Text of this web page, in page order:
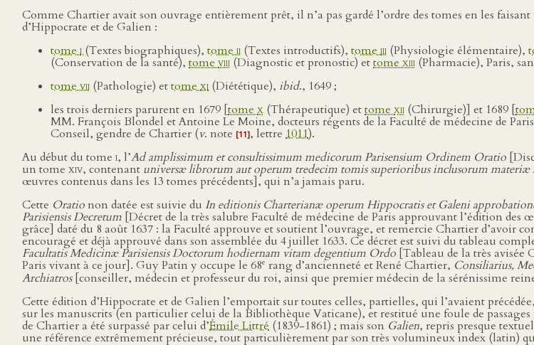
Comme Chartier avait son ouvrage entièrement prêt, il n’a pas gardé l’ordre des tomes en les
d’Hippocrate et de Galien :
tomei(Textes biographiques), tomeii (Textes introductifs), tomeiii (Physiologie élémentaire),
(Conservation de la santé), tome viii (Diagnostic et pronostic) ettome xiii (Pharmacie), Paris,
tomevii (Pathologie) ettomexi (Diététique), ibid., 1649 ;
les trois derniers parurent en 1679 [tome x (Thérapeutique) ettome xii (Chirurgie)] et 1689 [
MM. François Blondel et Antoine Le Moine, docteurs régents de la Faculté de médecine de
Conseil, gendre de Chartier (v. note [11], lettre 1011).
Au début du tome i, l’Ad amplissimum et consultissimum medicorum Parisensium Ordinem Oratio
un tome xiv, contenant universæ librorum aut operum tredecim tomis superioribus inclusorum
œuvres contenus dans les 13 tomes précédents], qui n’a jamais paru.
Cette Oratio non datée est suivie du In editionis Charterianæ operum Hippocratis et Galeni
Parisiensis Decretum [Décret de la très salubre Faculté de médecine de Paris approuvant l’édition
grâce] daté du 8 août 1637 : la Faculté approuve et soutient l’ouvrage, et remercie Chartier d’avoir
encouragé et déjà approuvé dans son assemblée du 4 juillet 1633. Ce décret est suivi du tableau
Facultatis Medicinæ Parisiensis Doctorum hodiernam vitam degentium Ordo [Tableau de la très avisée
Paris vivant à ce jour]. Guy Patin y occupe le 68e rang d’ancienneté et René Chartier, Consiliarius,
Archiatros[conseiller, médecin et professeur du roi, ainsi que premier médecin de la sérénissime
Cette édition d’Hippocrate et de Galien l’emportait sur toutes celles, partielles, qui l’avaient
sur les manuscrits (en particulier celui de la Bibliothèque Vaticane), et restitué une foule de
de Chartier a été surpassé par celui d’Émile Littré (1839-1861) ; mais son Galien, repris presque
une référence extrêmement précieuse, tout particulièrement par son très volumineux index (latin)